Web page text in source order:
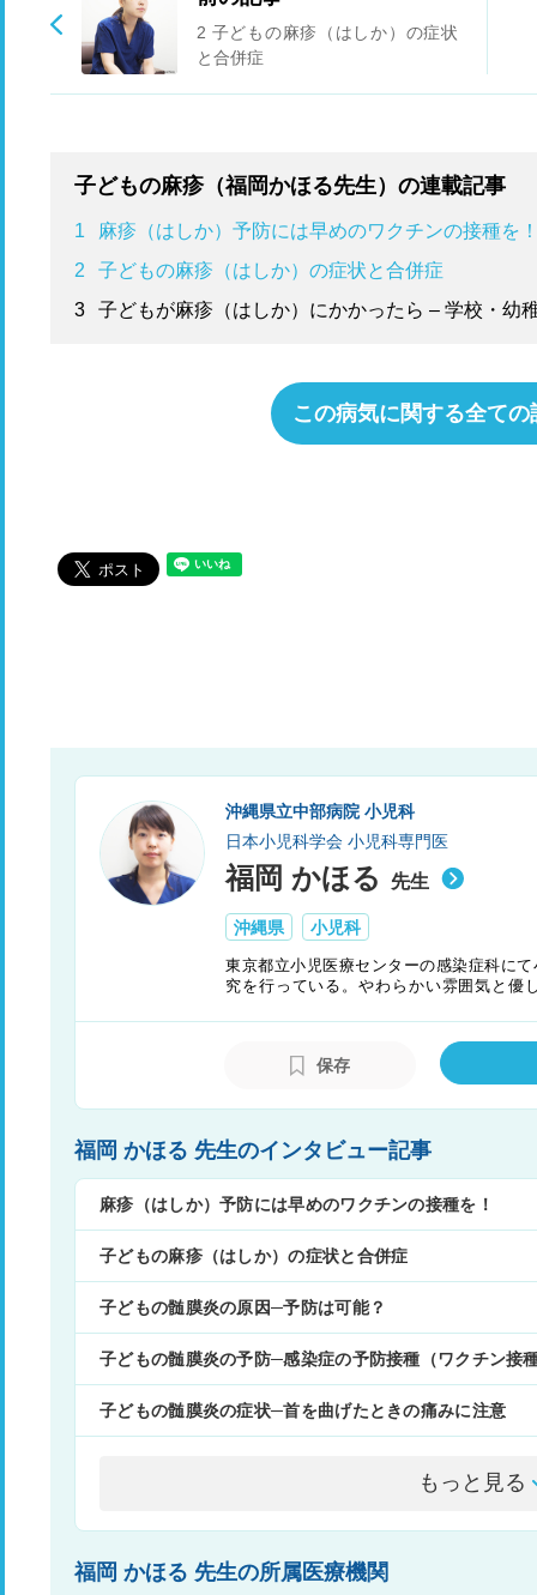
2 子どもの麻疹（はしか）の症状
と合併症
子どもの麻疹（福岡かほる先生）の連載記事
1
麻疹（はしか）予防には早めのワクチンの接種を
2
子どもの麻疹（はしか）の症状と合併症
3
子どもが麻疹（はしか）にかかったら – 学校・幼
この病気に関する全て
沖縄県立中部病院 小児科
日本小児科学会 小児科専門医
福岡 かほる 先生
沖縄県 小児科
東京都立小児医療センターの感染症科に
究を行っている。やわらかい雰囲気と優
保存
福岡 かほる 先生のインタビュー記事
麻疹（はしか）予防には早めのワクチンの接種を！
子どもの麻疹（はしか）の症状と合併症
子どもの髄膜炎の原因─予防は可能？
子どもの髄膜炎の予防─感染症の予防接種（ワクチン接
子どもの髄膜炎の症状─首を曲げたときの痛みに注意
もっと見る
福岡 かほる 先生の所属医療機関